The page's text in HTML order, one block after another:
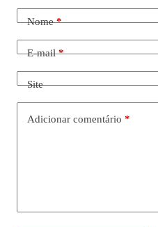
Nome*
E-mail*
Site
Adicionar comentário *